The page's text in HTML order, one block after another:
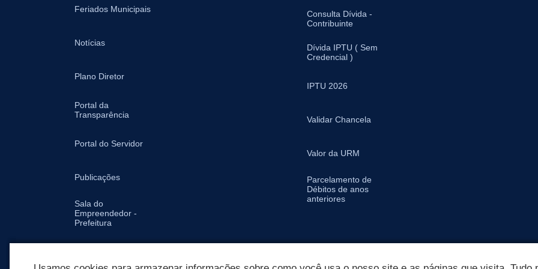
Feriados Municipais
Notícias
Plano Diretor
Portal da
Transparência
Portal do Servidor
Publicações
Sala do
Empreendedor -
Prefeitura
Consulta Dívida -
Contribuinte
Dívida IPTU ( Sem
Credencial )
IPTU 2026
Validar Chancela
Valor da URM
Parcelamento de
Débitos de anos
anteriores